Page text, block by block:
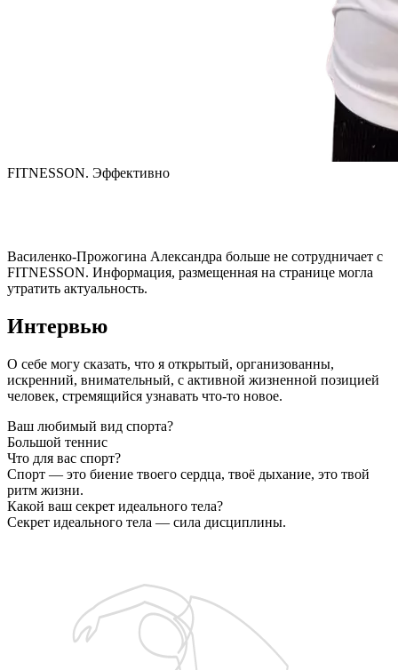
FITNESSON. Эффективно
Василенко-Прожогина Александра больше не сотрудничает с
FITNESSON. Информация, размещенная на странице могла
утратить актуальность.
Интервью
О себе могу сказать, что я открытый, организованны,
искренний, внимательный, с активной жизненной позицией
человек, стремящийся узнавать что-то новое.
Ваш любимый вид спорта?
Большой теннис
Что для вас спорт?
Спорт — это биение твоего сердца, твоё дыхание, это твой
ритм жизни.
Какой ваш секрет идеального тела?
Секрет идеального тела — сила дисциплины.